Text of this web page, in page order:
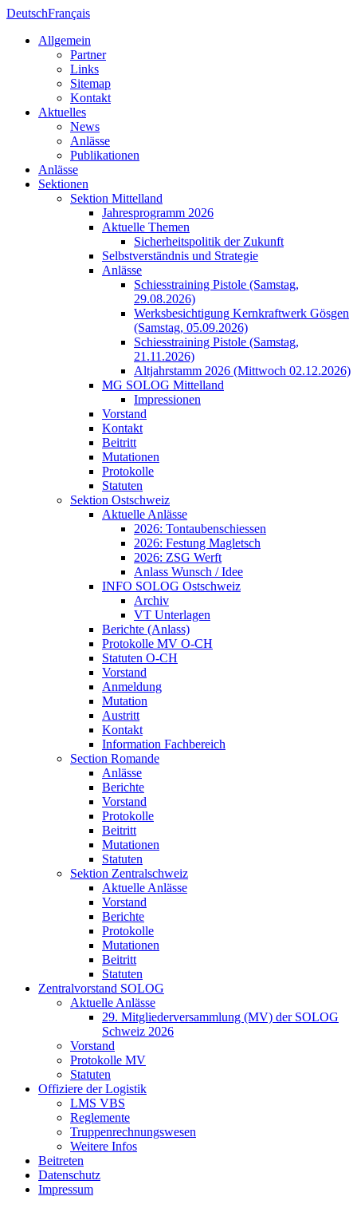
DeutschFrançais
Allgemein
Partner
Links
Sitemap
Kontakt
Aktuelles
News
Anlässe
Publikationen
Anlässe
Sektionen
Sektion Mittelland
Jahresprogramm 2026
Aktuelle Themen
Sicherheitspolitik der Zukunft
Selbstverständnis und Strategie
Anlässe
Schiesstraining Pistole (Samstag,
29.08.2026)
Werksbesichtigung Kernkraftwerk Gösgen
(Samstag, 05.09.2026)
Schiesstraining Pistole (Samstag,
21.11.2026)
Altjahrstamm 2026 (Mittwoch 02.12.2026)
MG SOLOG Mittelland
Impressionen
Vorstand
Kontakt
Beitritt
Mutationen
Protokolle
Statuten
Sektion Ostschweiz
Aktuelle Anlässe
2026: Tontaubenschiessen
2026: Festung Magletsch
2026: ZSG Werft
Anlass Wunsch / Idee
INFO SOLOG Ostschweiz
Archiv
VT Unterlagen
Berichte (Anlass)
Protokolle MV O-CH
Statuten O-CH
Vorstand
Anmeldung
Mutation
Austritt
Kontakt
Information Fachbereich
Section Romande
Anlässe
Berichte
Vorstand
Protokolle
Beitritt
Mutationen
Statuten
Sektion Zentralschweiz
Aktuelle Anlässe
Vorstand
Berichte
Protokolle
Mutationen
Beitritt
Statuten
Zentralvorstand SOLOG
Aktuelle Anlässe
29. Mitgliederversammlung (MV) der SOLOG
Schweiz 2026
Vorstand
Protokolle MV
Statuten
Offiziere der Logistik
LMS VBS
Reglemente
Truppenrechnungswesen
Weitere Infos
Beitreten
Datenschutz
Impressum